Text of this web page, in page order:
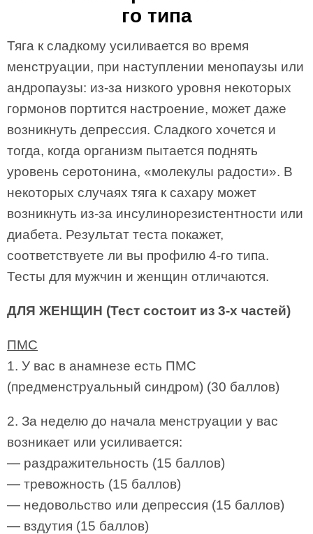
го типа
Тяга к сладкому усиливается во время
менструации, при наступлении менопаузы или
андропаузы: из-за низкого уровня некоторых
гормонов портится настроение, может даже
возникнуть депрессия. Сладкого хочется и
тогда, когда организм пытается поднять
уровень серотонина, «молекулы радости». В
некоторых случаях тяга к сахару может
возникнуть из-за инсулинорезистентности или
диабета. Результат теста покажет,
соответствуете ли вы профилю 4-го типа.
Тесты для мужчин и женщин отличаются.
ДЛЯ ЖЕНЩИН (Тест состоит из 3-х частей)
ПМС
1. У вас в анамнезе есть ПМС
(предменструальный синдром) (30 баллов)
2. За неделю до начала менструации у вас
возникает или усиливается:
— раздражительность (15 баллов)
— тревожность (15 баллов)
— недовольство или депрессия (15 баллов)
— вздутия (15 баллов)